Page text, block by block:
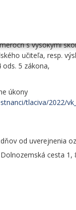
úradne preložené
praxe,
s vysokými
učiteľa, resp.
5 zákona,
úkony
tlaciva/2022/
od uverejnenia
cesta 1,